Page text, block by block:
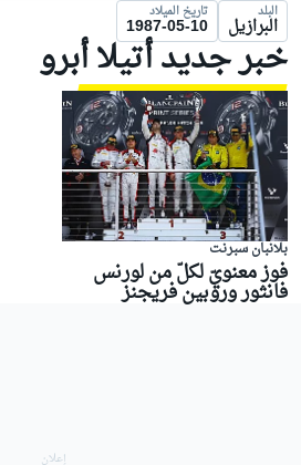
البلد
البرازيل
تاريخ الميلاد
1987-05-10
خبر جديد أتيلا أبرو
بلانبان سبرنت
فوز معنويّ لكلّ من لورنس
فانثور وروبين فريجنز